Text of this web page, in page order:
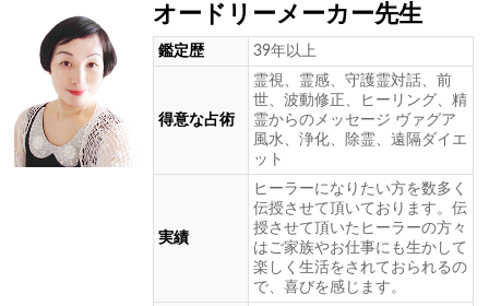
オードリーメーカー先生
鑑定歴 39年以上
得意な占術
霊視、霊感、守護霊対話、前
世、波動修正、ヒーリング、精
霊からのメッセージ ヴァグア
風水、浄化、除霊、遠隔ダイエ
ット
実績
ヒーラーになりたい方を数多く
伝授させて頂いております。伝
授させて頂いたヒーラーの方々
はご家族やお仕事にも生かして
楽しく生活をされておられるの
で、喜びを感じます。